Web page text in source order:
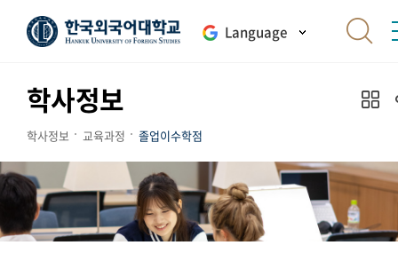
Language
학사정보
학사정보 교육과정 졸업이수학점